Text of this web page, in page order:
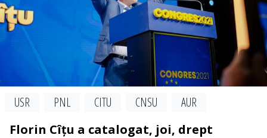
USR PNL CITU CNSU
AUR
Florin Cîțu a catalogat, joi, drept